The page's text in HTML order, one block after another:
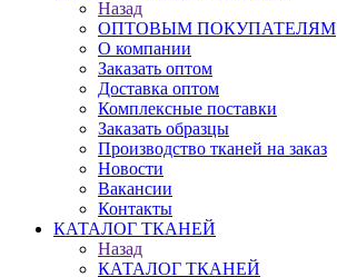
Назад
ОПТОВЫМ ПОКУПАТЕЛЯМ
О компании
Заказать оптом
Доставка оптом
Комплексные поставки
Заказать образцы
Производство тканей на заказ
Новости
Вакансии
Контакты
КАТАЛОГ ТКАНЕЙ
Назад
КАТАЛОГ ТКАНЕЙ